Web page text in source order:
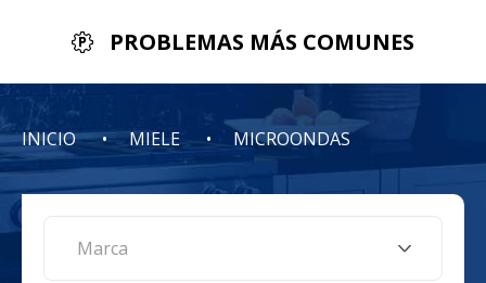
PROBLEMAS MÁS COMUNES
INICIO MIELE MICROONDAS
Marca